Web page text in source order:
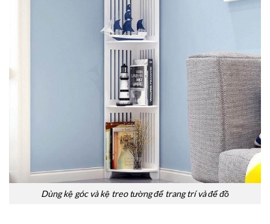
Dùng kệ góc và kệ treo tường để trang trí và để đồ